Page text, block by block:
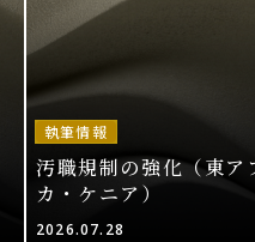
執筆情報
汚職規制の強化（東ア
カ・ケニア）
2026.07.28